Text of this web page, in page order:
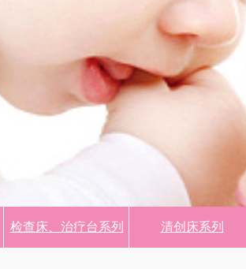
检查床、治疗台系列 清创床系列